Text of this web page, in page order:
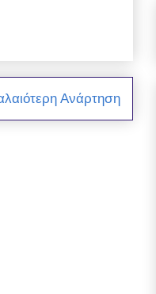
Ανάρτηση